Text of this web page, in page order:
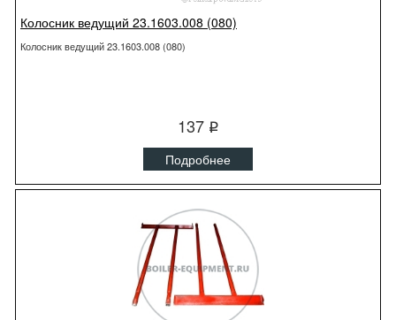
Колосник ведущий 23.1603.008 (080)
Колосник ведущий 23.1603.008 (080)
137 q
Подробнее